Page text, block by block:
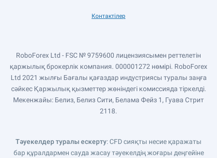
Контактілер
RoboForex Ltd - FSC № 9759600 лицензиясымен реттелетін
қаржылық брокерлік компания. 000001272 нөмірі. RoboForex
Ltd 2021 жылғы Бағалы қағаздар индустриясы туралы заңға
сәйкес Қаржылық қызметтер жөніндегі комиссияда тіркелді.
Мекенжайы: Белиз, Белиз Сити, Белама Фейз 1, Гуава Стрит
2118.
Тәуекелдер туралы ескерту: CFD сияқты несие қаражаты
бар құралдармен сауда жасау тәуекелдің жоғары деңгейіне